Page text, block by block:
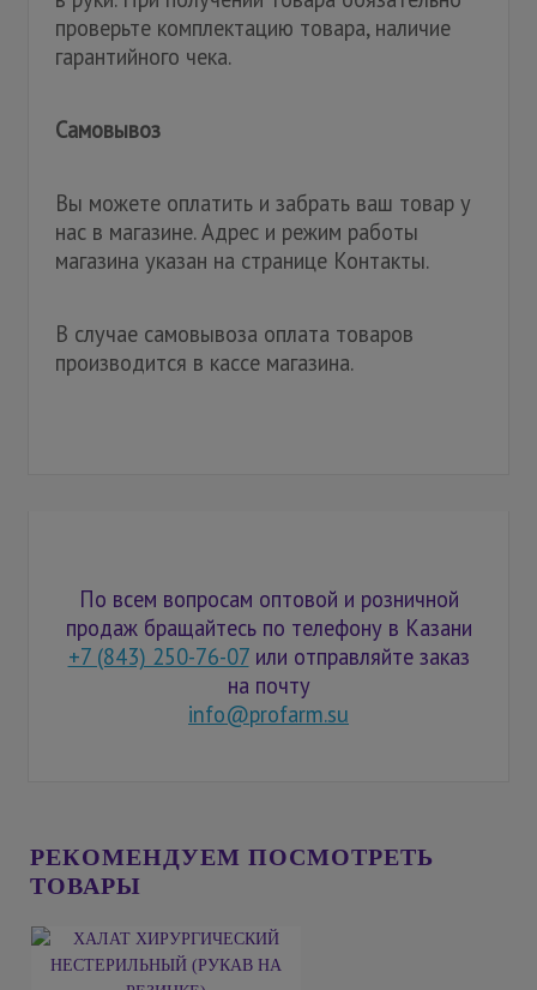
проверьте комплектацию товара, наличие
гарантийного чека.
Самовывоз
Вы можете оплатить и забрать ваш товар у
нас в магазине. Адрес и режим работы
магазина указан на странице Контакты.
В случае самовывоза оплата товаров
производится в кассе магазина.
По всем вопросам оптовой и розничной
продаж бращайтесь по телефону в Казани
+7 (843) 250-76-07или отправляйте заказ
на почту
info@profarm.su
РЕКОМЕНДУЕМ ПОСМОТРЕТЬ
ТОВАРЫ